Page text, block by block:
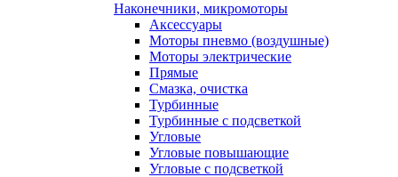
Наконечники, микромоторы
Аксессуары
Моторы пневмо (воздушные)
Моторы электрические
Прямые
Смазка, очистка
Турбинные
Турбинные с подсветкой
Угловые
Угловые повышающие
Угловые с подсветкой